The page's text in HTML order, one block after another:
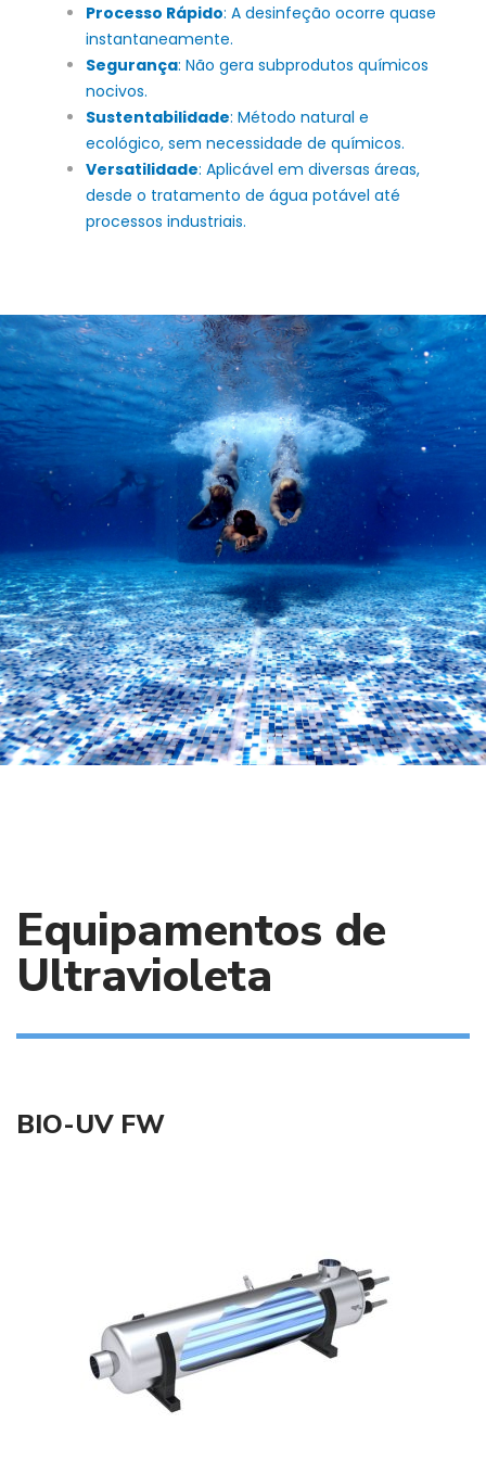
Processo Rápido: A desinfeção ocorre quase
instantaneamente.
Segurança: Não gera subprodutos químicos
nocivos.
Sustentabilidade: Método natural e
ecológico, sem necessidade de químicos.
Versatilidade: Aplicável em diversas áreas,
desde o tratamento de água potável até
processos industriais.
Equipamentos de
Ultravioleta
BIO-UV FW